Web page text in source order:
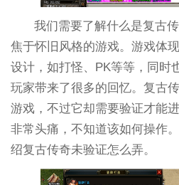
我们需要了解什么是复古
焦于怀旧风格的游戏。游戏体
设计，如打怪、PK等等，同时
玩家带来了很多的回忆。复古
游戏，不过它却需要验证才能
非常头痛，不知道该如何操作
绍复古传奇未验证怎么弄。